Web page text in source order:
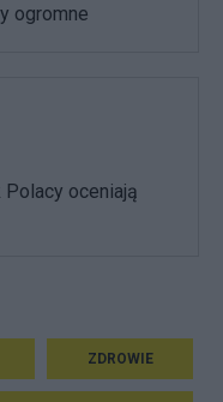
ogromne
oceniają
ZDROWIE